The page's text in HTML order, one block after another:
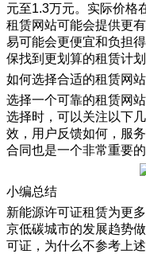
元至1.3万元。实际价格
租赁网站可能会提供更
易可能会更便宜和负担
保找到更划算的租赁计划
如何选择合适的租赁网站
选择一个可靠的租赁网
选择时，可以关注以下
效，用户反馈如何，服
合同也是一个非常重要
小编总结
新能源许可证租赁为更
京低碳城市的发展趋势
可证，为什么不参考上